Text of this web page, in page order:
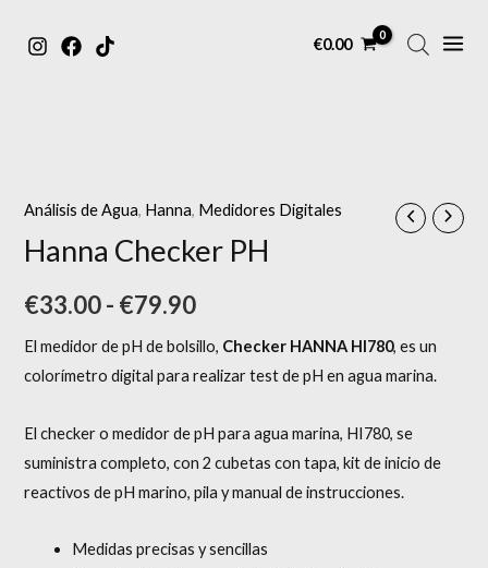
€0.00
MENU
Análisis de Agua, Hanna, Medidores Digitales
Hanna Checker PH
€33.00- €79.90
desde
€33.00
hasta
El medidor de pH de bolsillo, Checker HANNA HI780, es un
colorímetro digital para realizar test de pH en agua marina.
El checker o medidor de pH para agua marina, HI780, se
suministra completo, con 2 cubetas con tapa, kit de inicio de
reactivos de pH marino, pila y manual de instrucciones.
Medidas precisas y sencillas
cantidad